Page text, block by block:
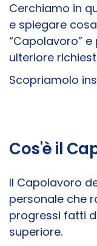
Cerchiamo in
e spiegare
“Capolavoro”
ulteriore
Scopriamolo
Cos'è il
Il Capolavoro
personale che
progressi fatti
superiore.